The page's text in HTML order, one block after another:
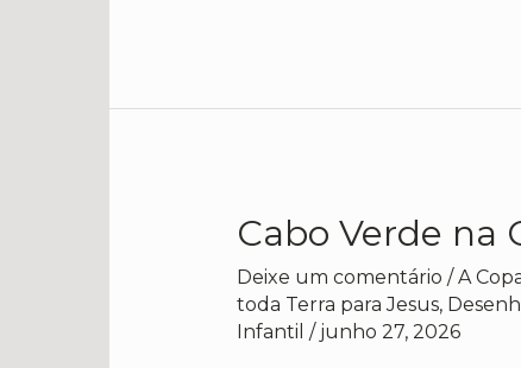
Cabo Verde na
Deixe um comentário / A
toda Terra para Jesus,
Infantil / junho 27, 2026
Cabo
na
Copa